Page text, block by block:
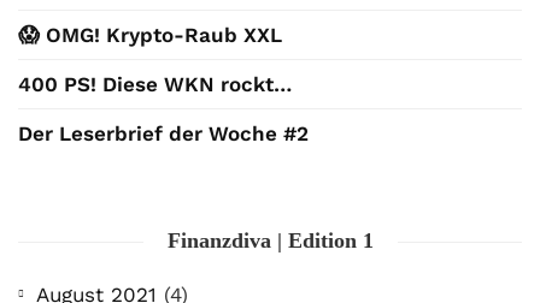
😱 OMG! Krypto-Raub XXL
400 PS! Diese WKN rockt…
Der Leserbrief der Woche #2
Finanzdiva | Edition 1
August 2021 (4)